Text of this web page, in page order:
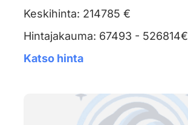
Keskihinta: 214785 €
Hintajakauma: 67493 - 526814€
Katso hinta